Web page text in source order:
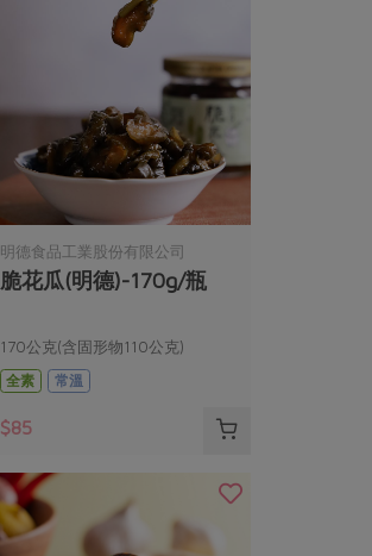
明德食品工業股份有限公司
脆花瓜(明德)-170g/瓶
170公克(含固形物110公克)
全素
常溫
$85